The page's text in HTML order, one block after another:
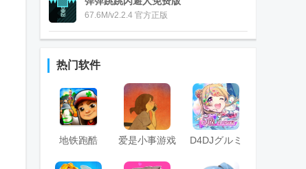
67.6M/v2.2.4 官方正版
热门软件
地铁跑酷
(subway surf)
爱是小事游戏
(Love is...)
D4DJグルミ
ク电音派对